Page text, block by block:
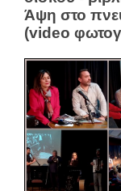
Άψη στο
(video